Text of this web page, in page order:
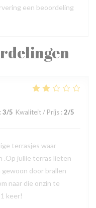
: 3/5 Kwaliteit / Prijs : 2/5
terrasjes waar
.Op jullie terras lieten
door brallen
naar die onzin te
keer!
een beoordeling